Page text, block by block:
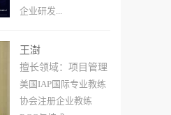
企业研发...
王澍
擅长领域：项目管理
美国IAP国际专业教练
协会注册企业教练